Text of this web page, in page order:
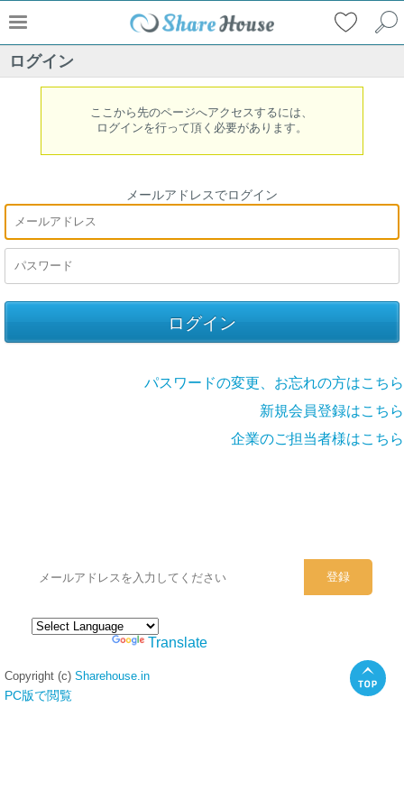
ログイン
ここから先のページへアクセスするには、
ログインを行って頂く必要があります。
メールアドレスでログイン
パスワードの変更、お忘れの方はこちら
新規会員登録はこちら
企業のご担当者様はこちら
Translate
Copyright (c) Sharehouse.in
PC版で閲覧